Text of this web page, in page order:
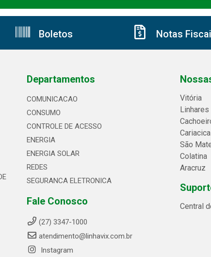
Boletos Notas
Departamentos
COMUNICACAO
CONSUMO
CONTROLE DE ACESSO
ENERGIA
ENERGIA SOLAR
REDES
SEGURANCA ELETRONICA
Fale Conosco
(27) 3347-1000
atendimento@linhavix.com.br
Instagram
Vitória
Linhares
Cariacica
São
Colatina
Aracruz
Central